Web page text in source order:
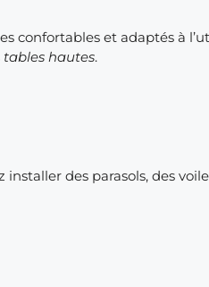
confortables et adaptés à
tables hautes.
installer des parasols, des